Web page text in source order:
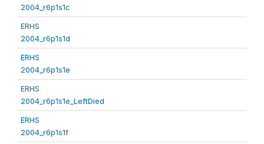
2004_r6p1s1c
ERHS
2004_r6p1s1d
ERHS
2004_r6p1s1e
ERHS
2004_r6p1s1e_LeftDied
ERHS
2004_r6p1s1f